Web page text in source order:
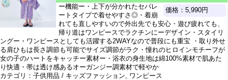
価格：5,990円
ー機能ー・上下が分かれたセパレ
ートタイプで着せやすさ◎・着崩
れても直しやすいので外出先でも安心・遊び疲れても、
帰り道はワンピースでラクチンにーデザイン・スタイリ
ングー・ワンピースとしても活躍する2WAYなので普段にも重宝 ・取り外せ
る肩ひもは長さ調節も可能でサイズ調節がラク・憧れのヒロインモチーフが
女の子のハートをキャッチー素材ー・浴衣の身生地は綿100%素材で肌あた
り快適・帯は透け感あるオーガンジー調素材で軽やか
カテゴリ：子供用品 / キッズファッション, ワンピース